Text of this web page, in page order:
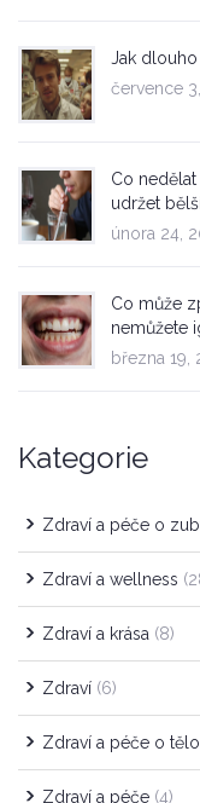
Jak
července
Co
udržet
února 24,
Co může
nemůžete
března 19,
Kategorie
Zdraví a péče o
Zdraví a wellness
Zdraví a krása (8)
Zdraví (6)
Zdraví a péče o tělo
Zdraví a péče (4)